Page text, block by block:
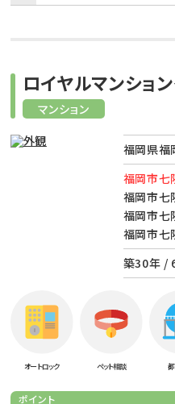
マンション
ロイヤルマンショ
福岡県福
福岡市七
福岡市七
福岡市七
福岡市七
築30年 /
オートロック ペット相談
ポイント